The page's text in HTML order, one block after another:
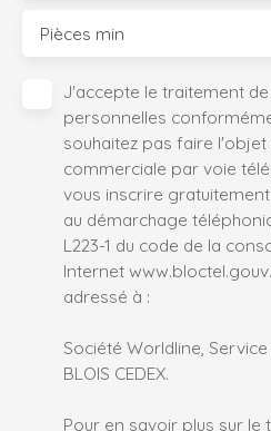
Pièces min
J'accepte le traitement
personnelles
souhaitez pas faire
commerciale par voie
vous inscrire
au démarchage
L223-1 du code de la
Internet
adressé à :
Société Worldline, Service
BLOIS CEDEX.
Pour en savoir plus sur le